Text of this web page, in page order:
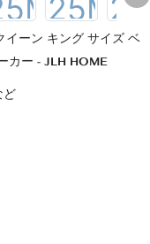
ーン キング サイズ ベ
カー - JLH HOME
ど